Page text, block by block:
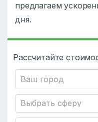
предлагаем
дня.
Рассчитайте